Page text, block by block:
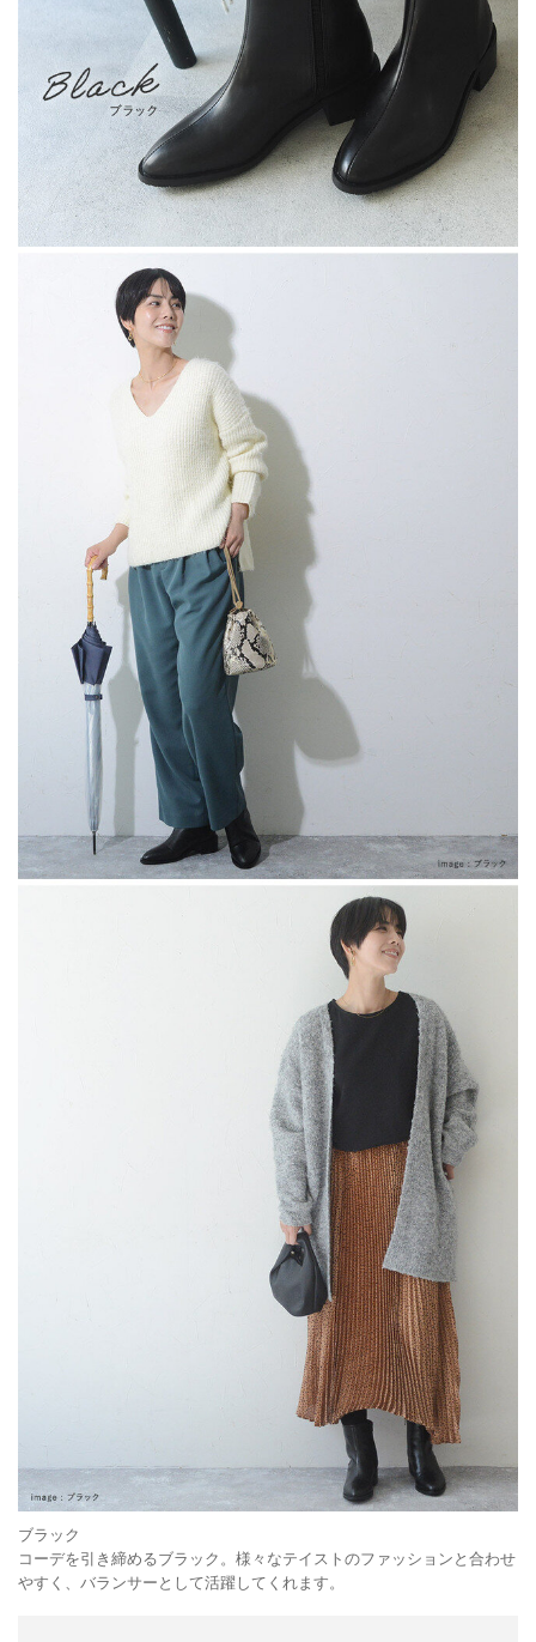
ブラック
コーデを引き締めるブラック。様々なテイストのファッションと合わせ
やすく、バランサーとして活躍してくれます。